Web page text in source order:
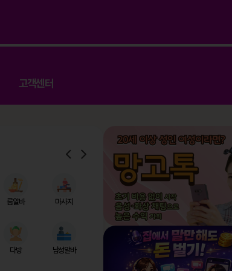
고객센터
룸알바 마사지
다방 남성알바